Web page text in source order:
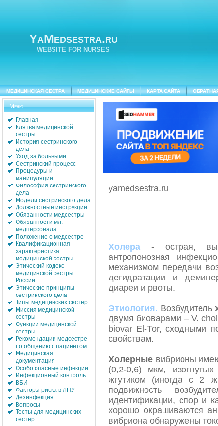
YaMedsestra.ru
WEBSITE FOR NURSES
МЕДИЦИНСКАЯ СЕСТРА МЕДИЦИНСКИЕ САЙТЫ КАРТА САЙТА
Меню
Главная
Клятва медицинской
сестры
История сестринского
дела
Уход за больными
Сестринский процесс
Процедуры и
манипуляции
Философия сестринского
дела
Модели сестринского дела
Должностные инструкции
Обязанности медсестры
Обязанности мл.
медперсонала
Положение о медсестре
Квалификационная
характеристика
медицинской сестры
Этический кодекс
медицинской сестры
России
Этические принципы
сестринского дела
Типы медицинских сестер
Миссия медицинской
сестры
Функции медицинской
сестры
Рекомендации медсестре
по общению с пациентом
Медицинская
документация
Особо опасные инфекции
Инфекционный контроль
ВБИ
Факторы риска в ЛПУ
Дезинфекция
Вопросы
Тесты для медицинских
сестёр
yamedsestra.ru
Холера - острая,
антропонозная
механизмом передачи
дегидратации и
диареи и рвоты.
Этиология. Возбудитель
двумя биоварами – V.
biovar Еl-Тоr, сходными
свойствам.
Холерные вибрионы
(0,2-0,6) мкм,
жгутиком (иногда с 2
подвижность
идентификации, спор и
хорошо окрашиваются
вибриона обнаружены